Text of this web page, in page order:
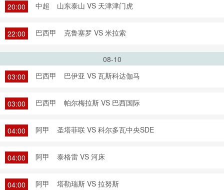
20:00 中超 山东泰山 VS 天津津门虎
22:00 巴西甲 克鲁塞罗 VS 米拉索
08-10
03:00
巴西甲 巴伊亚 VS 瓦斯科达伽马
03:00 巴西甲 帕尔梅拉斯 VS 巴西国际
04:00 阿甲 圣塔菲联 VS 科尔多瓦中央SDE
04:00 阿甲 泰格雷 VS 河床
04:00 阿甲 塔勒瑞斯 VS 拉努斯